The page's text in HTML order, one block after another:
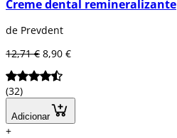
Creme dental remineralizante
de Prevdent
12,71 € 8,90 €
(32)
Adicionar
+